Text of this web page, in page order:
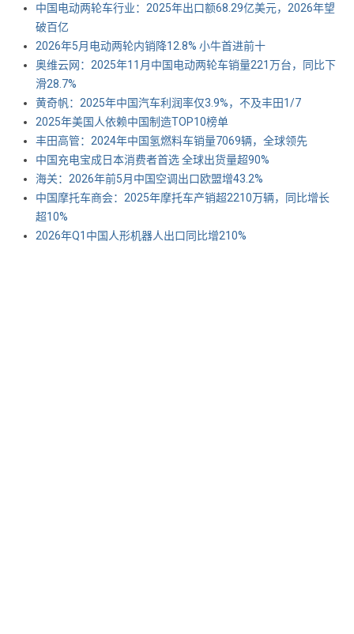
中国电动两轮车行业：2025年出口额68.29亿美元，2026年望
破百亿
2026年5月电动两轮内销降12.8% 小牛首进前十
奥维云网：2025年11月中国电动两轮车销量221万台，同比下
滑28.7%
黄奇帆：2025年中国汽车利润率仅3.9%，不及丰田1/7
2025年美国人依赖中国制造TOP10榜单
丰田高管：2024年中国氢燃料车销量7069辆，全球领先
中国充电宝成日本消费者首选 全球出货量超90%
海关：2026年前5月中国空调出口欧盟增43.2%
中国摩托车商会：2025年摩托车产销超2210万辆，同比增长
超10%
2026年Q1中国人形机器人出口同比增210%